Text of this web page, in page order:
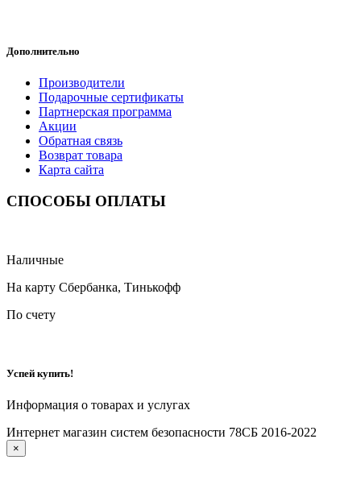
Дополнительно
Производители
Подарочные сертификаты
Партнерская программа
Акции
Обратная связь
Возврат товара
Карта сайта
СПОСОБЫ ОПЛАТЫ
Наличные
На карту Сбербанка, Тинькофф
По счету
Успей купить!
Информация о товарах и услугах
Интернет магазин систем безопасности 78СБ 2016-2022
×